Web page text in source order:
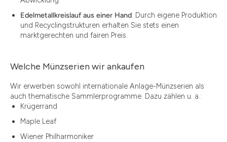
Edelmetallkreislauf aus einer Hand: Durch eigene Produktion
und Recyclingstrukturen erhalten Sie stets einen
marktgerechten und fairen Preis.
Welche Münzserien wir ankaufen
Wir erwerben sowohl internationale Anlage-Münzserien als
auch thematische Sammlerprogramme. Dazu zählen u. a.:
Krügerrand
Maple Leaf
Wiener Philharmoniker